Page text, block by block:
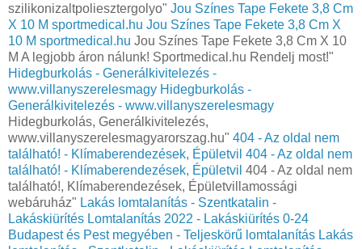
szilikonizaltpoliesztergolyo" Jou Színes Tape Fekete 3,8 Cm
X 10 M sportmedical.hu Jou Színes Tape Fekete 3,8 Cm X
10 M sportmedical.hu Jou Színes Tape Fekete 3,8 Cm X 10
M A legjobb áron nálunk! Sportmedical.hu Rendelj most!"
Hidegburkolás - Generálkivitelezés -
www.villanyszerelesmagy Hidegburkolás -
Generálkivitelezés - www.villanyszerelesmagy
Hidegburkolás, Generálkivitelezés,
www.villanyszerelesmagyarorszag.hu" 404 - Az oldal nem
található! - Klímaberendezések, Épületvil 404 - Az oldal nem
található! - Klímaberendezések, Épületvil 404 - Az oldal nem
található!, Klímaberendezések, Épületvillamossági
webáruház" Lakás lomtalanítás - Szentkatalin -
Lakáskiürítés Lomtalanítás‎ 2022 - Lakáskiürítés 0-24
Budapest és Pest megyében‎ - Teljeskörű lomtalanítás Lakás